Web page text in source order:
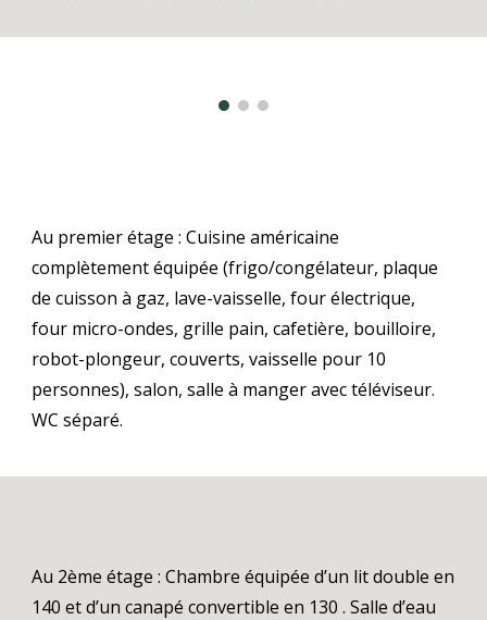
Au premier étage :Cuisine américaine
complètement équipée (frigo/congélateur, plaque
de cuisson à gaz, lave-vaisselle, four électrique,
four micro-ondes, grille pain, cafetière, bouilloire,
robot-plongeur, couverts, vaisselle pour 10
personnes), salon, salle à manger avec téléviseur.
WC séparé.
Au 2ème étage :Chambre équipée d’un lit double en
140 et d’un canapé convertible en 130 . Salle d’eau